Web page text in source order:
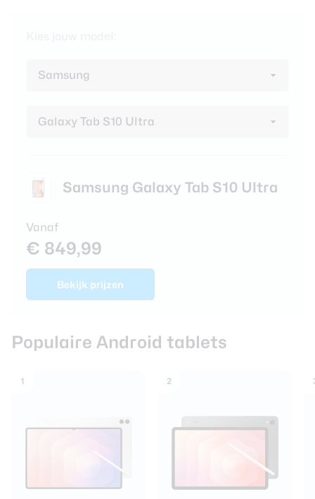
Samsung Galaxy Tab S10 Ultra
Vanaf
€ 849,99
Bekijk prijzen
Populaire Android tablets
1 2